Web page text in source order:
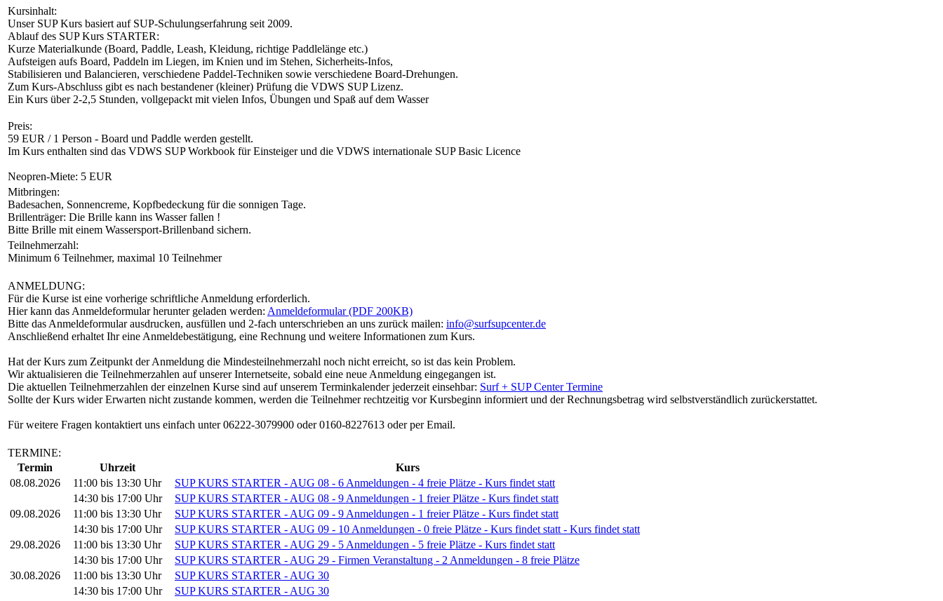
Kursinhalt:
Unser SUP Kurs basiert auf SUP-Schulungserfahrung seit 2009.
Ablauf des SUP Kurs STARTER:
Kurze Materialkunde (Board, Paddle, Leash, Kleidung, richtige Paddlelänge etc.)
Aufsteigen aufs Board, Paddeln im Liegen, im Knien und im Stehen, Sicherheits-Infos,
Stabilisieren und Balancieren, verschiedene Paddel-Techniken sowie verschiedene Board-Drehungen.
Zum Kurs-Abschluss gibt es nach bestandener (kleiner) Prüfung die VDWS SUP Lizenz.
Ein Kurs über 2-2,5 Stunden, vollgepackt mit vielen Infos, Übungen und Spaß auf dem Wasser
Preis:
59 EUR / 1 Person - Board und Paddle werden gestellt.
Im Kurs enthalten sind das VDWS SUP Workbook für Einsteiger und die VDWS internationale SUP Basic Licence
Neopren-Miete: 5 EUR
Mitbringen:
Badesachen, Sonnencreme, Kopfbedeckung für die sonnigen Tage.
Brillenträger: Die Brille kann ins Wasser fallen !
Bitte Brille mit einem Wassersport-Brillenband sichern.
Teilnehmerzahl:
Minimum 6 Teilnehmer, maximal 10 Teilnehmer
ANMELDUNG:
Für die Kurse ist eine vorherige schriftliche Anmeldung erforderlich.
Hier kann das Anmeldeformular herunter geladen werden: Anmeldeformular (PDF 200KB)
Bitte das Anmeldeformular ausdrucken, ausfüllen und 2-fach unterschrieben an uns zurück mailen: info@surfsupcenter.de
Anschließend erhaltet Ihr eine Anmeldebestätigung, eine Rechnung und weitere Informationen zum Kurs.
Hat der Kurs zum Zeitpunkt der Anmeldung die Mindesteilnehmerzahl noch nicht erreicht, so ist das kein Problem.
Wir aktualisieren die Teilnehmerzahlen auf unserer Internetseite, sobald eine neue Anmeldung eingegangen ist.
Die aktuellen Teilnehmerzahlen der einzelnen Kurse sind auf unserem Terminkalender jederzeit einsehbar: Surf + SUP Center Termine
Sollte der Kurs wider Erwarten nicht zustande kommen, werden die Teilnehmer rechtzeitig vor Kursbeginn informiert und der Rechnungsbetrag wird selbstverständlich zurückerstattet.
Für weitere Fragen kontaktiert uns einfach unter 06222-3079900 oder 0160-8227613 oder per Email.
TERMINE:
Termin
Uhrzeit
Kurs
08.08.2026
11:00 bis 13:30 Uhr
SUP KURS STARTER - AUG 08 - 6 Anmeldungen - 4 freie Plätze - Kurs findet statt
14:30 bis 17:00 Uhr
SUP KURS STARTER - AUG 08 - 9 Anmeldungen - 1 freier Plätze - Kurs findet statt
09.08.2026
11:00 bis 13:30 Uhr
SUP KURS STARTER - AUG 09 - 9 Anmeldungen - 1 freier Plätze - Kurs findet statt
14:30 bis 17:00 Uhr
SUP KURS STARTER - AUG 09 - 10 Anmeldungen - 0 freie Plätze - Kurs findet statt - Kurs findet statt
29.08.2026
11:00 bis 13:30 Uhr
SUP KURS STARTER - AUG 29 - 5 Anmeldungen - 5 freie Plätze - Kurs findet statt
14:30 bis 17:00 Uhr
SUP KURS STARTER - AUG 29 - Firmen Veranstaltung - 2 Anmeldungen - 8 freie Plätze
30.08.2026
11:00 bis 13:30 Uhr
SUP KURS STARTER - AUG 30
14:30 bis 17:00 Uhr
SUP KURS STARTER - AUG 30